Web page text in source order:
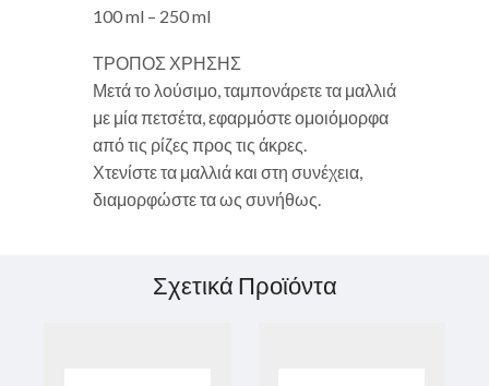
100 ml – 250 ml
ΤΡΟΠΟΣ ΧΡΗΣΗΣ
Μετά το λούσιμο, ταμπονάρετε τα μαλλιά
με μία πετσέτα, εφαρμόστε ομοιόμορφα
από τις ρίζες προς τις άκρες.
Χτενίστε τα μαλλιά και στη συνέχεια,
διαμορφώστε τα ως συνήθως.
Σχετικά Προϊόντα